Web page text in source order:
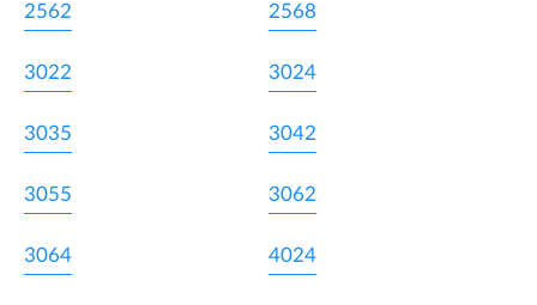
2562 2568
3022 3024
3035 3042
3055 3062
3064 4024